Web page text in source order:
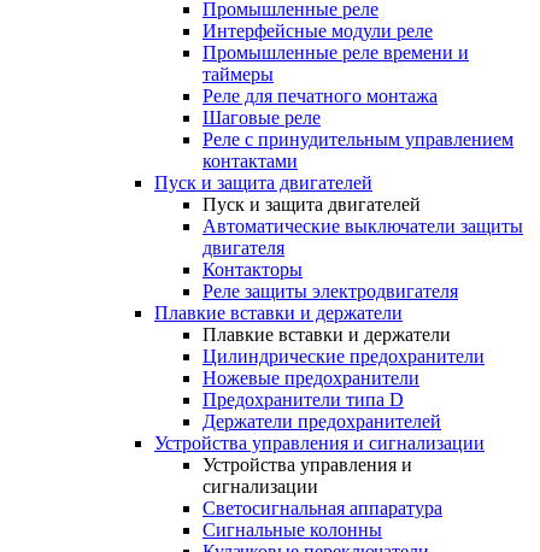
Промышленные реле
Интерфейсные модули реле
Промышленные реле времени и
таймеры
Реле для печатного монтажа
Шаговые реле
Реле с принудительным управлением
контактами
Пуск и защита двигателей
Пуск и защита двигателей
Автоматические выключатели защиты
двигателя
Контакторы
Реле защиты электродвигателя
Плавкие вставки и держатели
Плавкие вставки и держатели
Цилиндрические предохранители
Ножевые предохранители
Предохранители типа D
Держатели предохранителей
Устройства управления и сигнализации
Устройства управления и
сигнализации
Светосигнальная аппаратура
Сигнальные колонны